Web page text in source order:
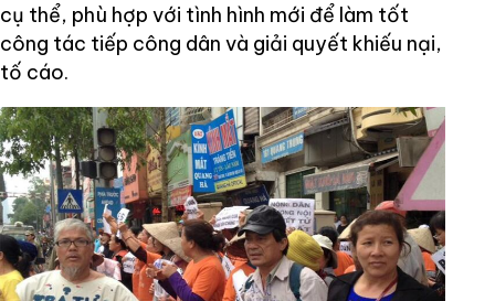
cụ thể, phù hợp với tình hình mới để làm tốt
công tác tiếp công dân và giải quyết khiếu nại,
tố cáo.